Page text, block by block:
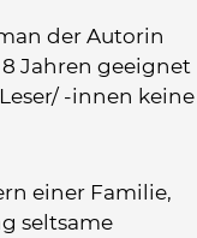
der Autorin
Jahren geeignet
-innen keine
einer Familie,
seltsame